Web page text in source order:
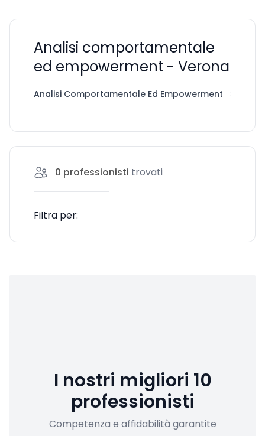
Analisi comportamentale
ed empowerment - Verona
Analisi Comportamentale Ed Empowerment
0 professionisti trovati
Filtra per:
I nostri migliori 10
professionisti
Competenza e affidabilità garantite